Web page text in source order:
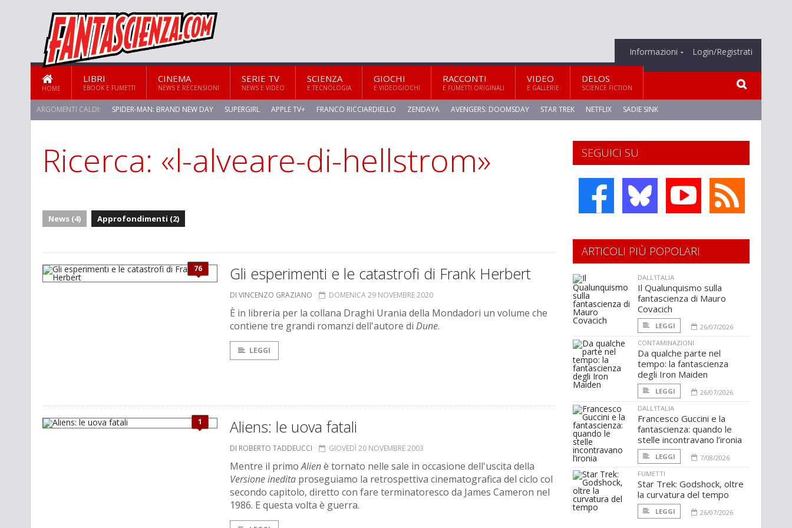
Informazioni Login/Registrati
HOME
LIBRI
EBOOK E FUMETTI
CINEMA
NEWS E RECENSIONI
SERIE TV
NEWS E VIDEO
SCIENZA
E TECNOLOGIA
GIOCHI
E VIDEOGIOCHI
RACCONTI
E FUMETTI ORIGINALI
VIDEO
E GALLERIE
DELOS
SCIENCE FICTION
ARGOMENTI CALDI: SPIDER-MAN: BRAND NEW DAY SUPERGIRL APPLE TV+ FRANCO RICCIARDIELLO ZENDAYA AVENGERS: DOOMSDAY STAR TREK NETFLIX SADIE SINK
STAR TREK: STRANGE NEW WORLDS
Ricerca: «l-alveare-di-hellstrom»
News (4) Approfondimenti (2)
76 Gli esperimenti e le catastrofi di Frank Herbert
DI VINCENZO GRAZIANO DOMENICA 29 NOVEMBRE 2020
È in libreria per la collana Draghi Urania della Mondadori un volume che
contiene tre grandi romanzi dell'autore di Dune.
LEGGI
1 Aliens: le uova fatali
DI ROBERTO TADDEUCCI GIOVEDÌ 20 NOVEMBRE 2003
Mentre il primoAlienè tornato nelle sale in occasione dell'uscita della
Versione inedita proseguiamo la retrospettiva cinematografica del ciclo col
secondo capitolo, diretto con fare terminatoresco da James Cameron nel
1986. E questa volta è guerra.
SEGUICI SU
ARTICOLI PIÙ POPOLARI
DALL'ITALIA
Il Qualunquismo sulla
fantascienza di Mauro
Covacich
LEGGI
26/07/2026
CONTAMINAZIONI
Da qualche parte nel
tempo: la fantascienza
degli Iron Maiden
LEGGI
26/07/2026
DALL'ITALIA
Francesco Guccini e la
fantascienza: quando le
stelle incontravano l’ironia
LEGGI
7/08/2026
FUMETTI
Star Trek: Godshock, oltre
la curvatura del tempo
LEGGI 26/07/2026